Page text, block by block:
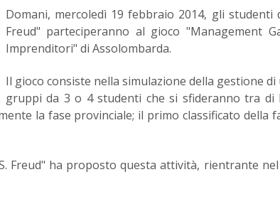
Domani, mercoledì 19 febbraio 2014, gli
Freud" parteciperanno al gioco "Management
Imprenditori" di Assolombarda.
Il gioco consiste nella simulazione della gestione
gruppi da 3 o 4 studenti che si sfideranno tra di
la fase provinciale; il primo classificato della
Freud" ha proposto questa attività, rientrante